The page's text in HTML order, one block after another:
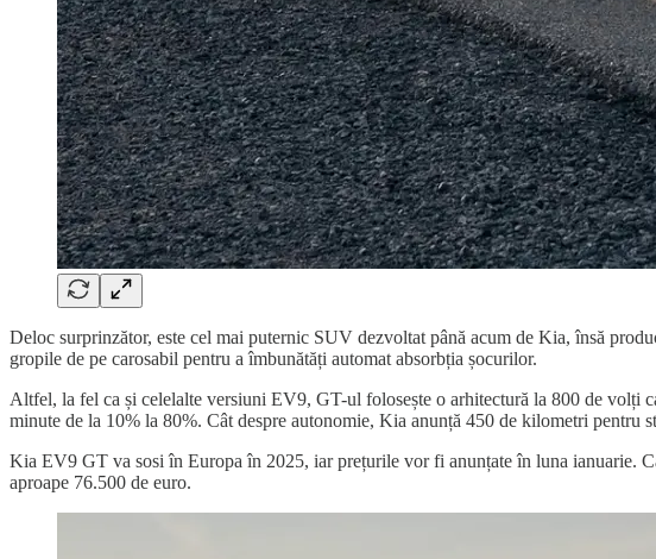
Deloc surprinzător, este cel mai puternic SUV dezvoltat până acum de Kia, însă
gropile de pe carosabil pentru a îmbunătăți automat absorbția șocurilor.
Altfel, la fel ca și celelalte versiuni EV9, GT-ul folosește o arhitectură la 800 de volți
minute de la 10% la 80%. Cât despre autonomie, Kia anunță 450 de kilometri pentru
Kia EV9 GT va sosi în Europa în 2025, iar prețurile vor fi anunțate în luna ianuarie.
aproape 76.500 de euro.